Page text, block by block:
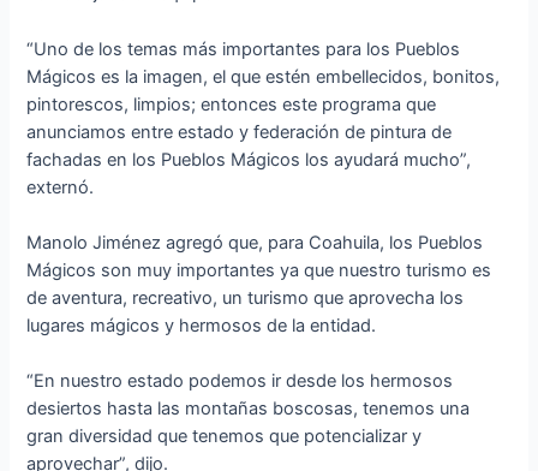
“Uno de los temas más importantes para los Pueblos
Mágicos es la imagen, el que estén embellecidos, bonitos,
pintorescos, limpios; entonces este programa que
anunciamos entre estado y federación de pintura de
fachadas en los Pueblos Mágicos los ayudará mucho”,
externó.
Manolo Jiménez agregó que, para Coahuila, los Pueblos
Mágicos son muy importantes ya que nuestro turismo es
de aventura, recreativo, un turismo que aprovecha los
lugares mágicos y hermosos de la entidad.
“En nuestro estado podemos ir desde los hermosos
desiertos hasta las montañas boscosas, tenemos una
gran diversidad que tenemos que potencializar y
aprovechar”, dijo.